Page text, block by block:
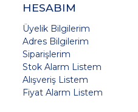
HESABIM
Üyelik Bilgilerim
Adres Bilgilerim
Siparişlerim
Stok Alarm Listem
Alışveriş Listem
Fiyat Alarm Listem